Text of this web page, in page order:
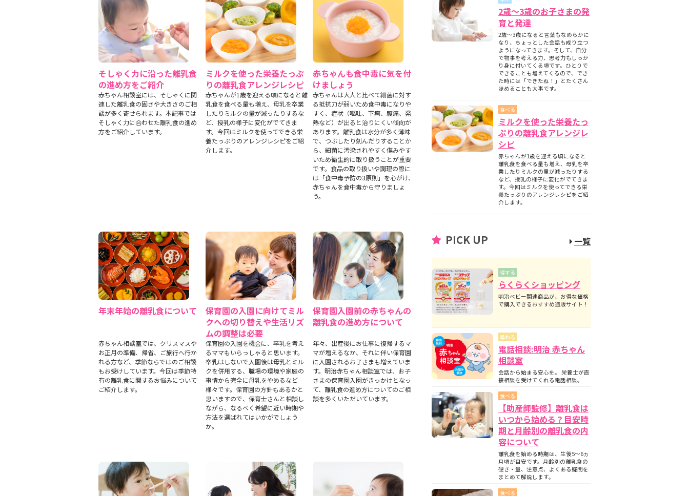
そしゃく力に沿った離乳食
の進め方をご紹介
赤ちゃん相談室には、そしゃくに関
連した離乳食の固さや大きさのご相
談が多く寄せられます。本記事では
そしゃく力に合わせた離乳食の進め
方をご紹介しています。
ミルクを使った栄養たっぷ
りの離乳食アレンジレシピ
赤ちゃんが1歳を迎える頃になると離
乳食を食べる量も増え、母乳を卒業
したりミルクの量が減ったりするな
ど、授乳の様子に変化がでてきま
す。今回はミルクを使ってできる栄
養たっぷりのアレンジレシピをご紹
介します。
赤ちゃんも食中毒に気を付
けましょう
赤ちゃんは大人と比べて細菌に対す
る抵抗力が弱いため食中毒になりや
すく、症状（嘔吐、下痢、腹痛、発
熱など）が出ると治りにくい傾向が
あります。離乳食は水分が多く薄味
で、つぶしたり刻んだりすることか
ら、細菌に汚染されやすく傷みやす
いため衛生的に取り扱うことが重要
です。食品の取り扱いや調理の際に
は「食中毒予防の3原則」を心がけ、
赤ちゃんを食中毒から守りましょ
う。
年末年始の離乳食について
赤ちゃん相談室では、クリスマスや
お正月の準備、帰省、ご旅行へ行か
れる方など、季節ならではのご相談
もお受けしています。今回は季節特
有の離乳食に関するお悩みについて
ご紹介します。
保育園の入園に向けてミル
クへの切り替えや生活リズ
ムの調整は必要
保育園の入園を機会に、卒乳を考え
るママもいらっしゃると思います。
卒乳はしないで入園後は母乳とミル
クを併用する、職場の環境や家庭の
事情から完全に母乳をやめるなど
様々です。保育園の方針もあるかと
思いますので、保育士さんと相談し
ながら、なるべく希望に近い時期や
方法を選ばれてはいかがでしょう
か。
保育園入園前の赤ちゃんの
離乳食の進め方について
年々、出産後にお仕事に復帰するマ
マが増えるなか、それに伴い保育園
に入園されるお子さまも増えていま
す。明治赤ちゃん相談室では、お子
さまの保育園入園がきっかけとなっ
て、離乳食の進め方についてのご相
談を多くいただいています。
2歳～3歳のお子さまの発
育と発達
2歳～3歳になると言葉もなめらかに
なり、ちょっとした会話も成り立つ
ようになってきます。そして、自分
で物事を考える力、思考力もしっか
り身に付いてくる頃です。ひとりで
できることも増えてくるので、でき
た時には「できたね！」とたくさん
ほめることも大事です。
食べる
ミルクを使った栄養たっ
ぷりの離乳食アレンジレ
シピ
赤ちゃんが1歳を迎える頃になると
離乳食を食べる量も増え、母乳を卒
業したりミルクの量が減ったりする
など、授乳の様子に変化がでてきま
す。今回はミルクを使ってできる栄
養たっぷりのアレンジレシピをご紹
介します。
PICK UP 一覧
得する
らくらくショッピング
明治ベビー関連商品が、お得な価格
で購入できるおすすめ通販サイト！
尋ねる
電話相談:明治 赤ちゃん
相談室
会話から始まる安心を。 栄養士が直
接相談を受けてくれる電話相談。
食べる
【助産師監修】離乳食は
いつから始める？目安時
期と月齢別の離乳食の内
容について
離乳食を始める時期は、生後5〜6ヵ
月頃が目安です。月齢別の離乳食の
硬さ・量、注意点、よくある疑問を
まとめて解説します。
食べる